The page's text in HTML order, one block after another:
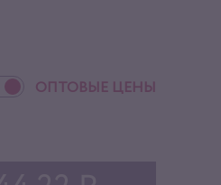
ОПТОВЫЕ ЦЕНЫ